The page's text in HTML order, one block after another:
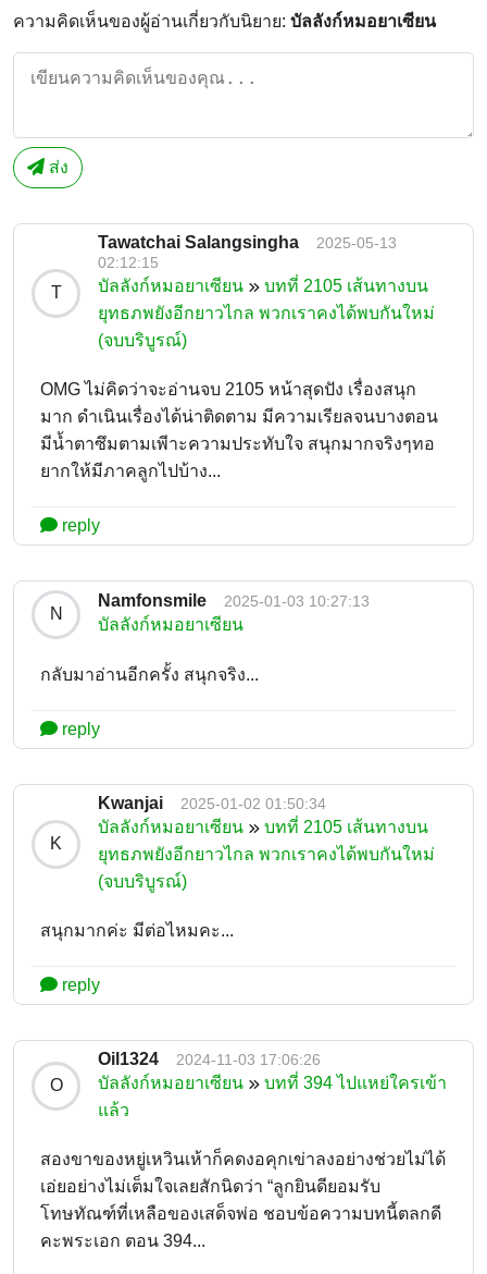
ความคิดเห็นของผู้อ่านเกี่ยวกับนิยาย: บัลลังก์หมอยาเซียน
ส่ง
T
Tawatchai Salangsingha
2025-05-13
02:12:15
บัลลังก์หมอยาเซียน
บทที่ 2105 เส้นทางบน
ยุทธภพยังอีกยาวไกล พวกเราคงได้พบกันใหม่
(จบบริบูรณ์)
OMG ไม่คิดว่าจะอ่านจบ 2105 หน้าสุดปัง เรื่องสนุก
มาก ดำเนินเรื่องได้น่าติดตาม มีความเรียลจนบางตอน
มีน้ำตาซึมตามเพีาะความประทับใจ สนุกมากจริงๆทอ
ยากให้มีภาคลูกไปบ้าง...
reply
N
Namfonsmile 2025-01-03 10:27:13
บัลลังก์หมอยาเซียน
กลับมาอ่านอีกครั้ง สนุกจริง...
reply
K
Kwanjai 2025-01-02 01:50:34
บัลลังก์หมอยาเซียน
บทที่ 2105 เส้นทางบน
ยุทธภพยังอีกยาวไกล พวกเราคงได้พบกันใหม่
(จบบริบูรณ์)
สนุกมากค่ะ มีต่อไหมคะ...
reply
O
Oil1324 2024-11-03 17:06:26
บัลลังก์หมอยาเซียน
บทที่ 394 ไปแหย่ใครเข้า
แล้ว
สองขาของหยู่เหวินเห้าก็คดงอคุกเข่าลงอย่างช่วยไม่ได้
เอ่ยอย่างไม่เต็มใจเลยสักนิดว่า “ลูกยินดียอมรับ
โทษทัณฑ์ที่เหลือของเสด็จพ่อ ชอบข้อความบทนี้ตลกดี
คะพระเอก ตอน 394...